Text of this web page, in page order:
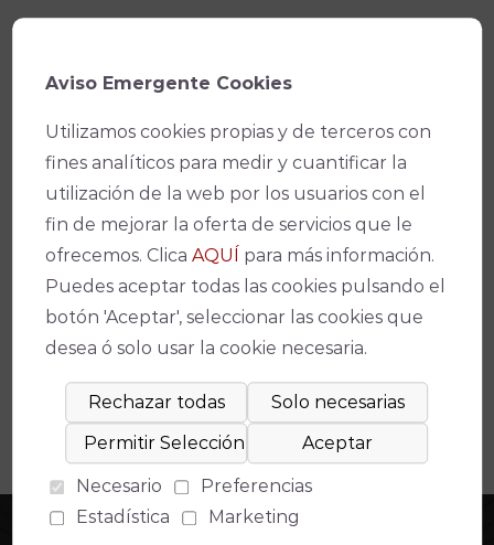
Facebook
X WhatsApp
EmailCopy
Link
Espectáculos relacionados
No se ha encontrado un evento relacionado.
Aviso Emergente Cookies
Utilizamos cookies propias y de terceros con
fines analíticos para medir y cuantificar la
utilización de la web por los usuarios con el
fin de mejorar la oferta de servicios que le
ofrecemos. ClicaAQUÍ para más información.
Puedes aceptar todas las cookies pulsando el
botón 'Aceptar', seleccionar las cookies que
desea ó solo usar la cookie necesaria.
Necesario
Preferencias
Estadística
Marketing